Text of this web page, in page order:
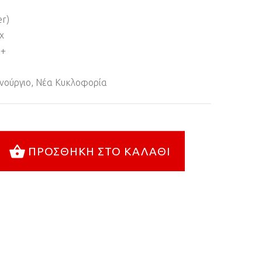
Νέα Κυκλοφορία
ΠΡΟΣΘΉΚΗ ΣΤΟ ΚΑΛΆΘΙ